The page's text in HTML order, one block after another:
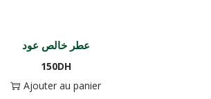
عطر خالص عود
150DH
Ajouter au panier